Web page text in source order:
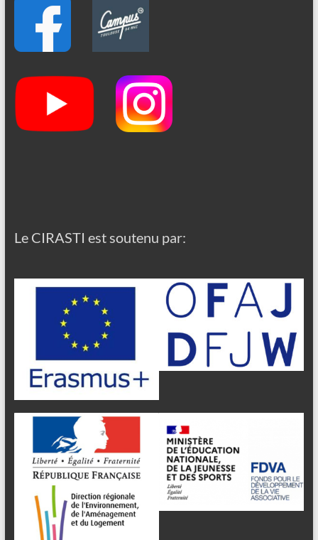
Le CIRASTI est soutenu par: